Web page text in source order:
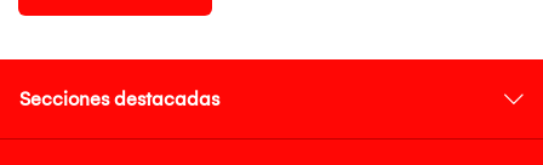
Secciones destacadas